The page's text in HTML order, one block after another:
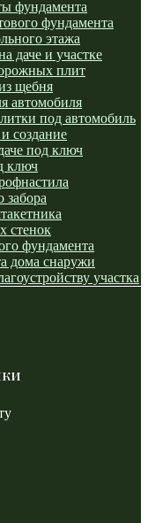
фундамента
фундамента
этажа
даче и участке
плит
щебня
автомобиля
под автомобиль
создание
под ключ
ключ
забора
стенок
фундамента
дома снаружи
участка